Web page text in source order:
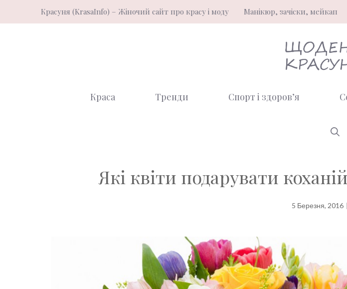
до
Красуня (KrasaInfo) – Жіночий сайт про красу і моду Манікюр, зачіски, мейкап
Краса Тренди Спорт і здоров’я
Які квіти подарувати
5 Березня, 2016 |